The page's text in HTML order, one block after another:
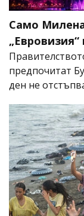
Само
предпочитат
ден не